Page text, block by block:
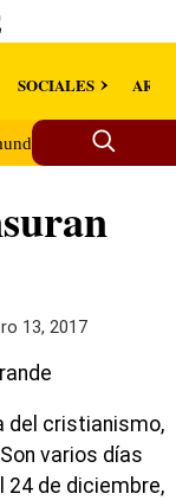
SOCIALES
Los objetos
13, 2017
del cristianismo,
varios días
24 de diciembre,